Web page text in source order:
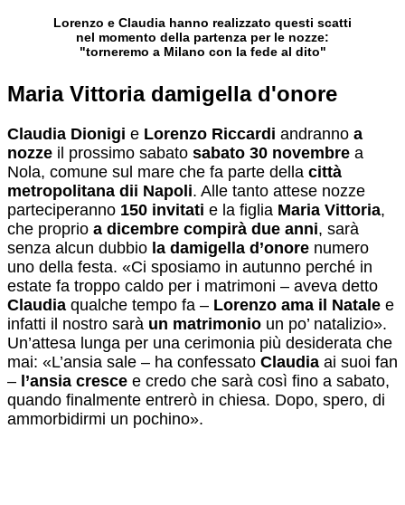
Lorenzo e Claudia hanno realizzato questi scatti
nel momento della partenza per le nozze:
"torneremo a Milano con la fede al dito"
Maria Vittoria damigella d'onore
Claudia Dionigi e Lorenzo Riccardi andranno a
nozze il prossimo sabato sabato 30 novembre a
Nola, comune sul mare che fa parte della città
metropolitana dii Napoli. Alle tanto attese nozze
parteciperanno 150 invitati e la figlia Maria Vittoria,
che proprio a dicembre compirà due anni, sarà
senza alcun dubbio la damigella d’onore numero
uno della festa. «Ci sposiamo in autunno perché in
estate fa troppo caldo per i matrimoni – aveva detto
Claudia qualche tempo fa – Lorenzo ama il Natale e
infatti il nostro sarà un matrimonio un po’ natalizio».
Un’attesa lunga per una cerimonia più desiderata che
mai: «L’ansia sale – ha confessato Claudia ai suoi fan
– l’ansia cresce e credo che sarà così fino a sabato,
quando finalmente entrerò in chiesa. Dopo, spero, di
ammorbidirmi un pochino».